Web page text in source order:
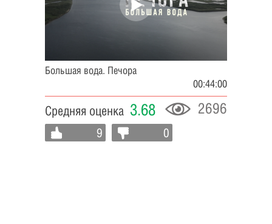
Большая вода. Печора
00:44:00
Средняя оценка 3.68 2696
9 0